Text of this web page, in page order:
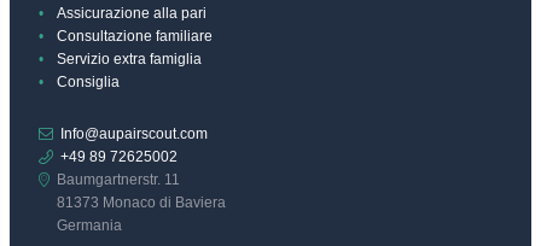
Assicurazione alla pari
Consultazione familiare
Servizio extra famiglia
Consiglia
Info@aupairscout.com
+49 89 72625002
Baumgartnerstr. 11
81373 Monaco di Baviera
Germania